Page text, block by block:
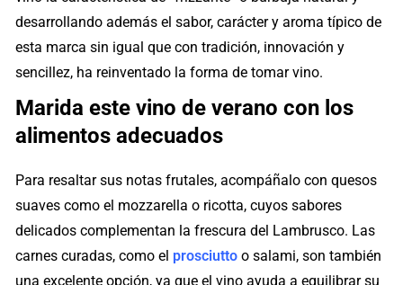
desarrollando además el sabor, carácter y aroma típico de
esta marca sin igual que con tradición, innovación y
sencillez, ha reinventado la forma de tomar vino.
Marida este vino de verano con los
alimentos adecuados
Para resaltar sus notas frutales, acompáñalo con quesos
suaves como el mozzarella o ricotta, cuyos sabores
delicados complementan la frescura del Lambrusco. Las
carnes curadas, como el prosciutto o salami, son también
una excelente opción, ya que el vino ayuda a equilibrar su